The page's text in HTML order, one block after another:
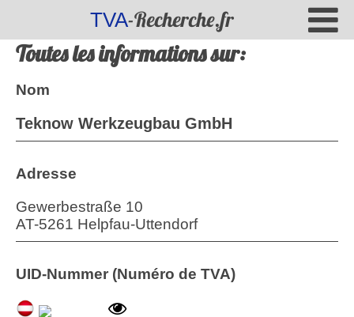
TVA-Recherche.fr
Toutes les informations sur:
Nom
Teknow Werkzeugbau GmbH
Adresse
Gewerbestraße 10
AT-5261 Helpfau-Uttendorf
UID-Nummer (Numéro de TVA)